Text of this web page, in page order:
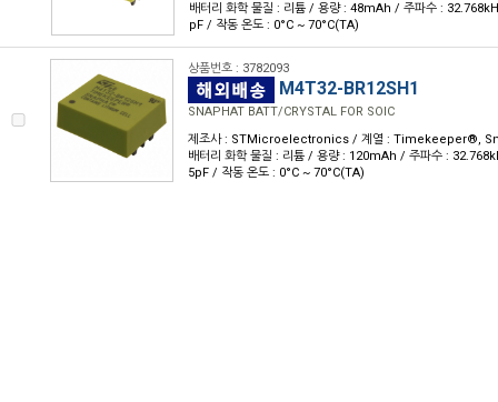
배터리 화학 물질 : 리튬 / 용량 : 48mAh / 주파수 :
pF / 작동 온도 : 0°C ~ 70°C(TA)
상품번호 : 3782093
M4T32-BR12SH1
SNAPHAT BATT/CRYSTAL FOR SOIC
제조사 : STMicroelectronics / 계열 : Timekeeper®,
배터리 화학 물질 : 리튬 / 용량 : 120mAh / 주파수 :
5pF / 작동 온도 : 0°C ~ 70°C(TA)